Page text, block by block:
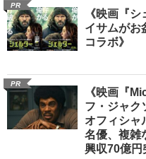
PR
《映画『
イサムがお
コラボ》
PR
《映画『
フ・ジャク
オフィシャ
名優、複雑
興収70億円